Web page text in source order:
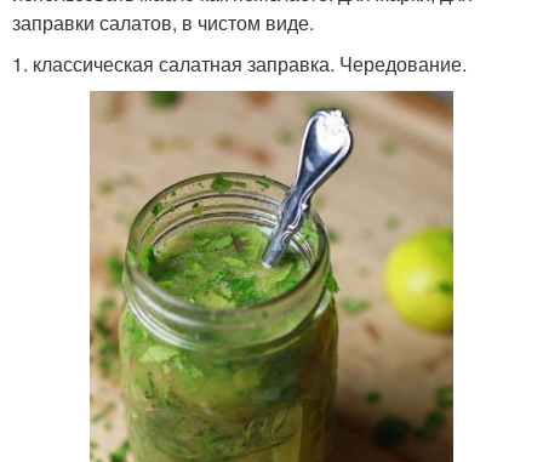
заправки салатов, в чистом виде.
1. классическая салатная заправка. Чередование.